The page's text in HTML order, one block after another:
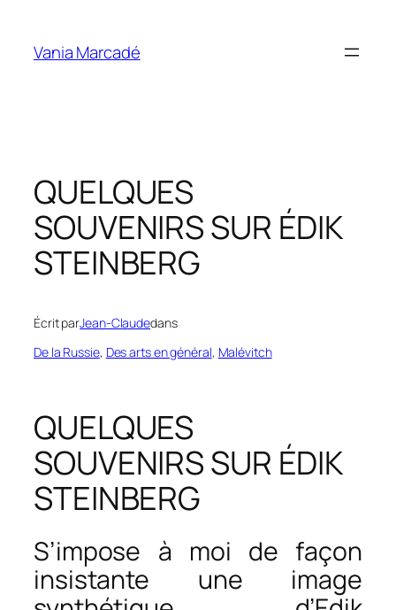
contenu
Vania Marcadé
QUELQUES
SOUVENIRS SUR ÉDIK
STEINBERG
Écrit parJean-Claudedans
De la Russie, Des arts en général, Malévitch
QUELQUES
SOUVENIRS SUR ÉDIK
STEINBERG
S’impose à moi de façon
insistante une image